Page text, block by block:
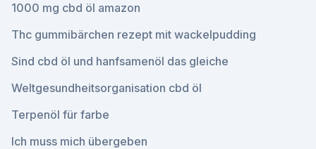
1000 mg cbd öl amazon
Thc gummibärchen rezept mit wackelpudding
Sind cbd öl und hanfsamenöl das gleiche
Weltgesundheitsorganisation cbd öl
Terpenöl für farbe
Ich muss mich übergeben